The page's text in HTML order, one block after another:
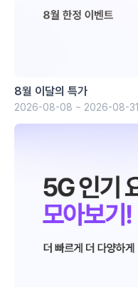
8월 이달의 특가
2026-08-08 ~ 2026-08-31